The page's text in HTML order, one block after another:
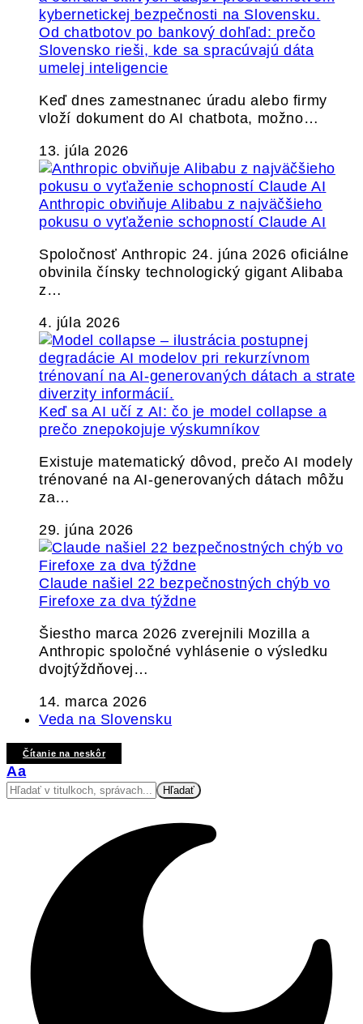
Od chatbotov po bankový dohľad: prečo
Slovensko rieši, kde sa spracúvajú dáta
umelej inteligencie
Keď dnes zamestnanec úradu alebo firmy
vloží dokument do AI chatbota, možno…
13. júla 2026
Anthropic obviňuje Alibabu z najväčšieho
pokusu o vyťaženie schopností Claude AI
Spoločnosť Anthropic 24. júna 2026 oficiálne
obvinila čínsky technologický gigant Alibaba
z…
4. júla 2026
Keď sa AI učí z AI: čo je model collapse a
prečo znepokojuje výskumníkov
Existuje matematický dôvod, prečo AI modely
trénované na AI-generovaných dátach môžu
za…
29. júna 2026
Claude našiel 22 bezpečnostných chýb vo
Firefoxe za dva týždne
Šiestho marca 2026 zverejnili Mozilla a
Anthropic spoločné vyhlásenie o výsledku
dvojtýždňovej…
14. marca 2026
Veda na Slovensku
Čítanie na neskôr
Veľkosť
písma
Aa